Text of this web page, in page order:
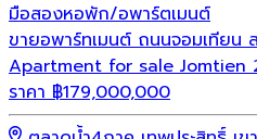
มือสองหอพัก/อพาร์ตเมนต์
ขายอพาร์ทเมนต์ ถนนจอมเทียน
Apartment for sale Jomtien
ราคา ฿179,000,000